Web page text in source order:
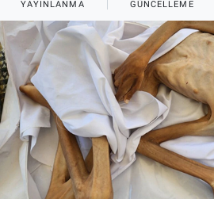
YAYINLANMA GÜNCELLEME
Sağlık
Teknoloji
Ramazan